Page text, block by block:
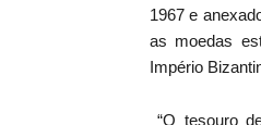
1967 e
as moedas
Império
“O tesouro